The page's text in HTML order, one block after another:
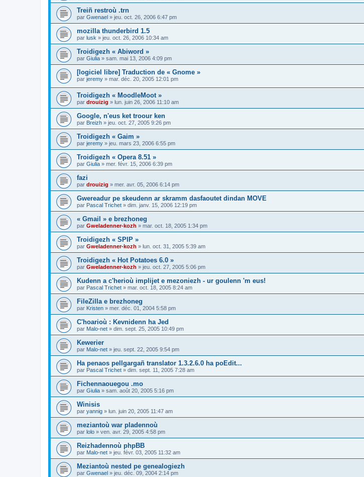
Treiñ restroù .trn
par Gwenael » jeu. oct. 26, 2006 6:47 pm
mozilla thunderbird 1.5
par lusk » jeu. oct. 26, 2006 10:34 am
Troidigezh « Abiword »
par Giulia » sam. mai 13, 2006 4:09 pm
[logiciel libre] Traduction de « Gnome »
par jeremy » mar. déc. 20, 2005 12:01 pm
Troidigezh « MoodleMoot »
par drouizig » lun. juin 26, 2006 11:10 am
Google, n'eus ket troour ken
par Breizh » jeu. oct. 27, 2005 9:26 pm
Troidigezh « Gaim »
par jeremy » jeu. mars 23, 2006 6:55 pm
Troidigezh « Opera 8.51 »
par Giulia » mer. févr. 15, 2006 6:39 pm
fazi
par drouizig » mer. avr. 05, 2006 6:14 pm
Gwereadur pe skeudenn ar skramm dasfaoutet dindan MOVE
par Pascal Trichet » dim. janv. 15, 2006 12:19 pm
« Gmail » e brezhoneg
par Gweladenner-kozh » mar. oct. 18, 2005 1:34 pm
Troidigezh « SPIP »
par Gweladenner-kozh » lun. oct. 31, 2005 5:39 am
Troidigezh « Hot Potatoes 6.0 »
par Gweladenner-kozh » jeu. oct. 27, 2005 5:06 pm
Kudenn a c'herioù implijet e mezoniezh - ur goulenn 'm eus!
par Pascal Trichet » mar. oct. 18, 2005 8:24 am
FileZilla e brezhoneg
par Kristen » mer. déc. 01, 2004 5:58 pm
C'hoarioù : Kevnidenn ha Jed
par Malo-net » dim. sept. 25, 2005 10:49 pm
Kewerier
par Malo-net » jeu. sept. 22, 2005 9:54 pm
Ha penaos pellgargañ translator 1.3.2.6.0 ha poEdit...
par Pascal Trichet » dim. sept. 11, 2005 7:28 am
Fichennaouegou .mo
par Giulia » sam. août 20, 2005 5:16 pm
Winisis
par yannig » lun. juin 20, 2005 11:47 am
meziantoù war pladennoù
par lolo » ven. avr. 29, 2005 4:58 pm
Reizhadennoù phpBB
par Malo-net » jeu. févr. 03, 2005 11:32 am
Meziantoù nested pe genealogiezh
par Gwenael » jeu. déc. 09, 2004 2:14 pm